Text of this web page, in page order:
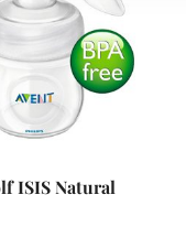
ISIS Natural